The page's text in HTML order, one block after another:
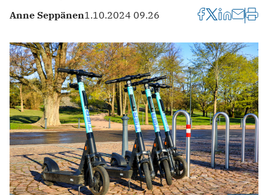
Anne Seppänen1.10.2024 09.26